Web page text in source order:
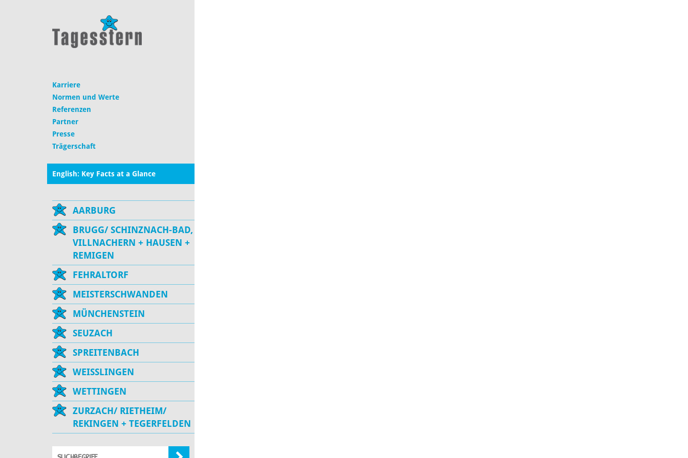
Karriere
Normen und Werte
Referenzen
Partner
Presse
Trägerschaft
English: Key Facts at a Glance
AARBURG
BRUGG/ SCHINZNACH-BAD,
VILLNACHERN + HAUSEN +
REMIGEN
FEHRALTORF
MEISTERSCHWANDEN
MÜNCHENSTEIN
SEUZACH
SPREITENBACH
WEISSLINGEN
WETTINGEN
ZURZACH/ RIETHEIM/
REKINGEN + TEGERFELDEN